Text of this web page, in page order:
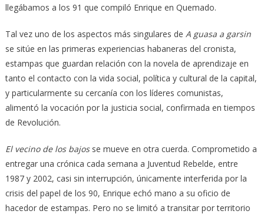
llegábamos a los 91 que compiló Enrique en Quemado.
Tal vez uno de los aspectos más singulares de A guasa a garsin
se sitúe en las primeras experiencias habaneras del cronista,
estampas que guardan relación con la novela de aprendizaje en
tanto el contacto con la vida social, política y cultural de la capital,
y particularmente su cercanía con los líderes comunistas,
alimentó la vocación por la justicia social, confirmada en tiempos
de Revolución.
El vecino de los bajosse mueve en otra cuerda. Comprometido a
entregar una crónica cada semana a Juventud Rebelde, entre
1987 y 2002, casi sin interrupción, únicamente interferida por la
crisis del papel de los 90, Enrique echó mano a su oficio de
hacedor de estampas. Pero no se limitó a transitar por territorio